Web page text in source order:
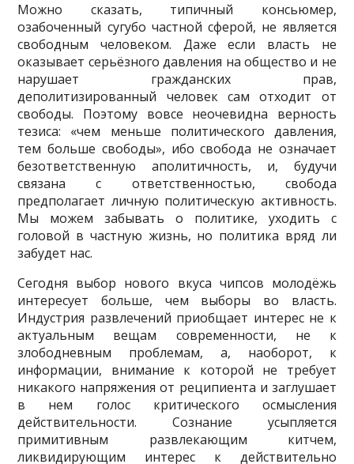
Можно сказать, типичный консьюмер,
озабоченный сугубо частной сферой, не является
свободным человеком. Даже если власть не
оказывает серьёзного давления на общество и не
нарушает гражданских прав,
деполитизированный человек сам отходит от
свободы. Поэтому вовсе неочевидна верность
тезиса: «чем меньше политического давления,
тем больше свободы», ибо свобода не означает
безответственную аполитичность, и, будучи
связана с ответственностью, свобода
предполагает личную политическую активность.
Мы можем забывать о политике, уходить с
головой в частную жизнь, но политика вряд ли
забудет нас.
Сегодня выбор нового вкуса чипсов молодёжь
интересует больше, чем выборы во власть.
Индустрия развлечений приобщает интерес не к
актуальным вещам современности, не к
злободневным проблемам, а, наоборот, к
информации, внимание к которой не требует
никакого напряжения от реципиента и заглушает
в нем голос критического осмысления
действительности. Сознание усыпляется
примитивным развлекающим китчем,
ликвидирующим интерес к действительно